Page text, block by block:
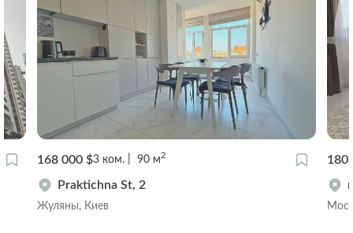
168 000 $3 ком. 90 м2
Praktichna St, 2
Жуляны, Киев
180